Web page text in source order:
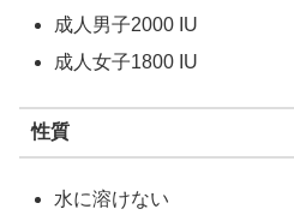
成人男子2000 IU
成人女子1800 IU
性質
水に溶けない